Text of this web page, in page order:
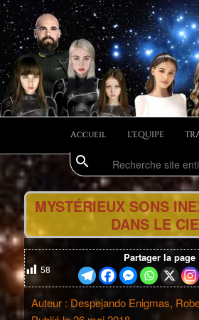
Aller
au
contenu
principalswaruufr
Divulgations Swaruurienne et Taygetienne
search
Accueil L'EQUIPE
MYSTÉRIEUX SONS
DANS LE
58
Partager la page
Auteur : Despejando Enigmas,